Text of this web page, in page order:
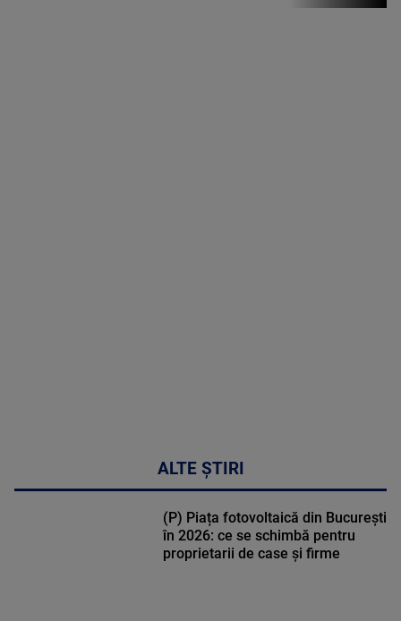
ALTE ȘTIRI
(P) Piața fotovoltaică din București
în 2026: ce se schimbă pentru
proprietarii de case și firme